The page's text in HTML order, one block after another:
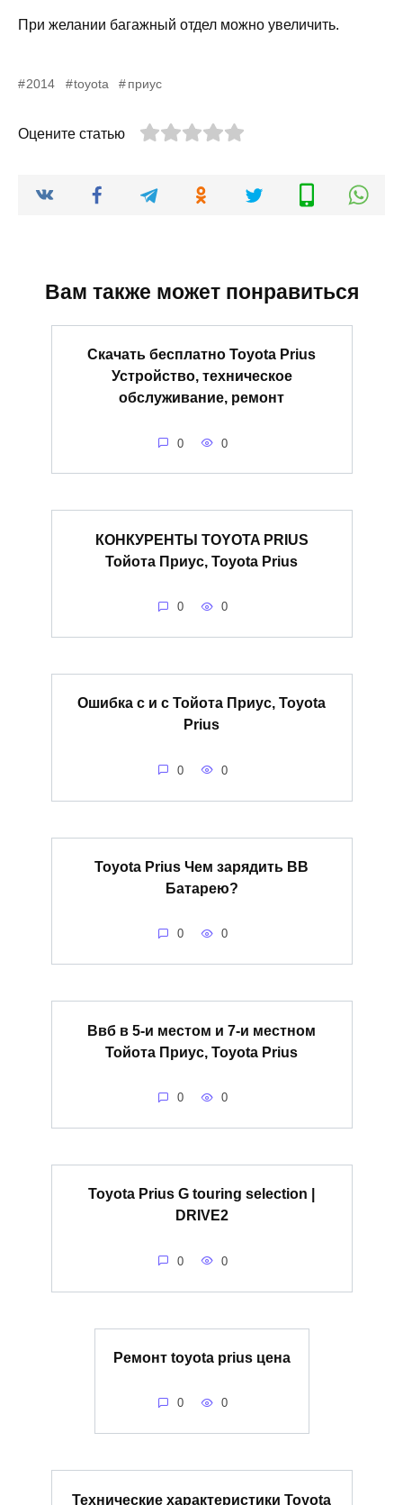
При желании багажный отдел можно увеличить.
2014 toyota приус
Оцените статью
Вам также может понравиться
Скачать бесплатно Toyota Prius
Устройство, техническое
обслуживание, ремонт
0 0
КОНКУРЕНТЫ TOYOTA PRIUS
Тойота Приус, Toyota Prius
0 0
Ошибка с и с Тойота Приус, Toyota
Prius
0 0
Toyota Prius Чем зарядить ВВ
Батарею?
0 0
Ввб в 5-и местом и 7-и местном
Тойота Приус, Toyota Prius
0 0
Toyota Prius G touring selection |
DRIVE2
0 0
Ремонт toyota prius цена
0 0
Технические характеристики Toyota